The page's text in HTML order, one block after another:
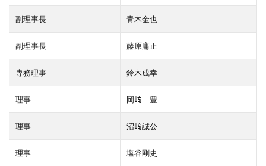
副理事長 青木金也
副理事長 藤原庸正
専務理事 鈴木成幸
理事 岡﨑 豊
理事 沼﨑誠公
理事 塩谷剛史